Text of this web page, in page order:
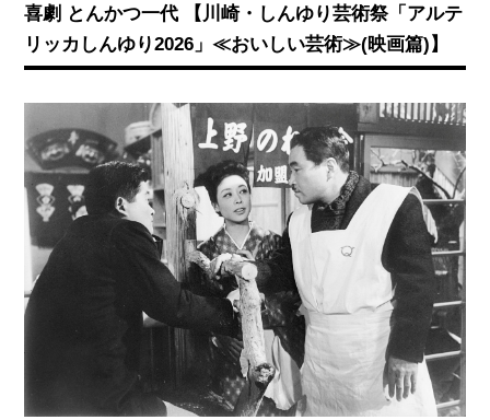
喜劇 とんかつ一代 【川崎・しんゆり芸術祭「アルテ
リッカしんゆり2026」≪おいしい芸術≫(映画篇)】